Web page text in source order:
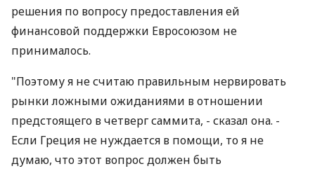
решения по вопросу предоставления ей
финансовой поддержки Евросоюзом не
принималось.
"Поэтому я не считаю правильным нервировать
рынки ложными ожиданиями в отношении
предстоящего в четверг саммита, - сказал она. -
Если Греция не нуждается в помощи, то я не
думаю, что этот вопрос должен быть